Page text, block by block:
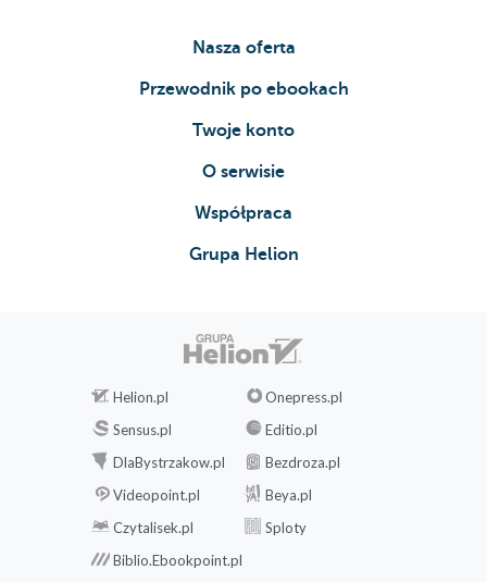
Reflected Types Are Reifiable Types
A Generic Reflection Library
Reflection for Generics
Conclusion
7. Effective Generics
Enforce Type Safety When Calling
Avoid Single-Use Type Variables
Capture a Wildcard
Cast Through Raw Types When
Use Generic Array Types with Care
Use Type Tokens for Run-Time Type
Information
Conclusion
Nasza oferta
Przewodnik po ebookach
Twoje konto
O serwisie
Współpraca
Grupa Helion
Helion.pl
Onepress.pl
Sensus.pl
Editio.pl
DlaBystrzakow.pl
Bezdroza.pl
Videopoint.pl
Beya.pl
Czytalisek.pl
Sploty
Biblio.Ebookpoint.pl